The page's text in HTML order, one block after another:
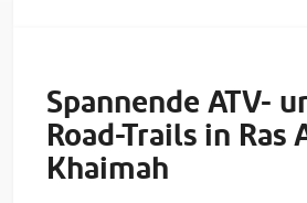
Spannende ATV-
Road-Trails in Ras
Khaimah